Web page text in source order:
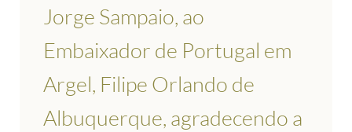
Jorge Sampaio, ao
Embaixador de Portugal em
Argel, Filipe Orlando de
Albuquerque, agradecendo a